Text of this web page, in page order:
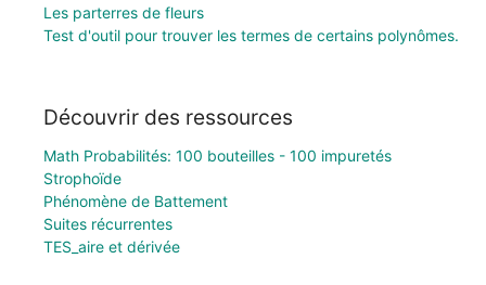
Les parterres de fleurs
Test d'outil pour trouver les termes de certains polynômes.
Découvrir des ressources
Math Probabilités: 100 bouteilles - 100 impuretés
Strophoïde
Phénomène de Battement
Suites récurrentes
TES_aire et dérivée